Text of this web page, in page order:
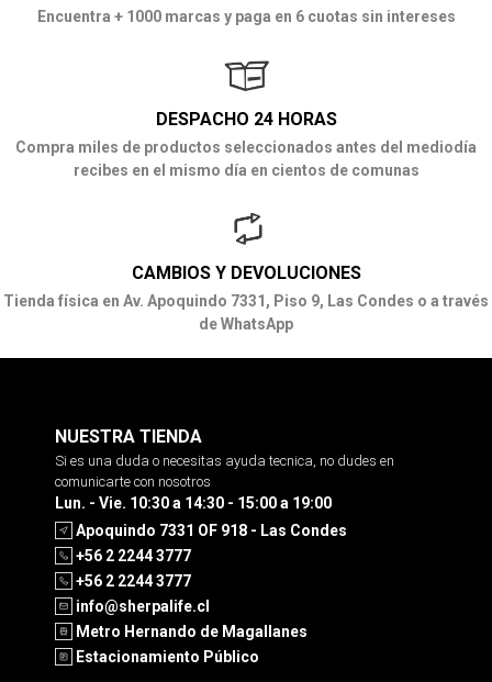
Encuentra + 1000 marcas y paga en 6 cuotas sin intereses
DESPACHO 24 HORAS
Compra miles de productos seleccionados antes del mediodía
recibes en el mismo día en cientos de comunas
CAMBIOS Y DEVOLUCIONES
Tienda física en Av. Apoquindo 7331, Piso 9, Las Condes o a través
de WhatsApp
NUESTRA TIENDA
Si es una duda o necesitas ayuda tecnica, no dudes en
comunicarte con nosotros
Lun. - Vie. 10:30 a 14:30 - 15:00 a 19:00
Apoquindo 7331 OF 918 - Las Condes
+56 2 2244 3777
+56 2 2244 3777
info@sherpalife.cl
Metro Hernando de Magallanes
Estacionamiento Público